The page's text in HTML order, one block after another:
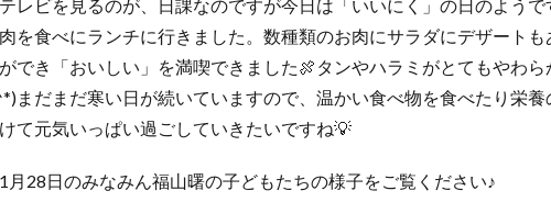
レビを見るのが、日課なのですが今日は「いいにく」の日のよう
を食べにランチに行きました。数種類のお肉にサラダにデザートも
でき「おいしい」を満喫できました🍖タンやハラミがとてもやわら
まだまだ寒い日が続いていますので、温かい食べ物を食べたり栄養
て元気いっぱい過ごしていきたいですね💡
月28日のみなみん福山曙の子どもたちの様子をご覧ください♪